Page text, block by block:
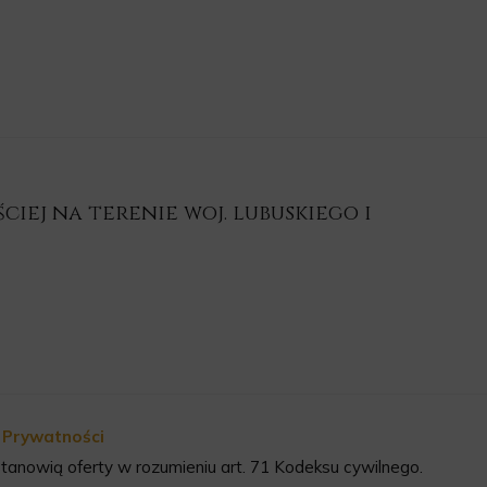
na terenie woj. lubuskiego i
oferty w rozumieniu art. 71 Kodeksu cywilnego.